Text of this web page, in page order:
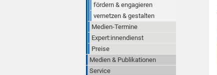
fördern & engagieren
vernetzen & gestalten
Medien-Termine
Expert:innendienst
Preise
Medien & Publikationen
Service